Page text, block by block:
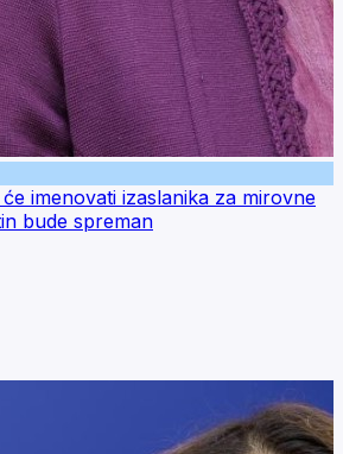
imenovati izaslanika za mirovne
bude spreman